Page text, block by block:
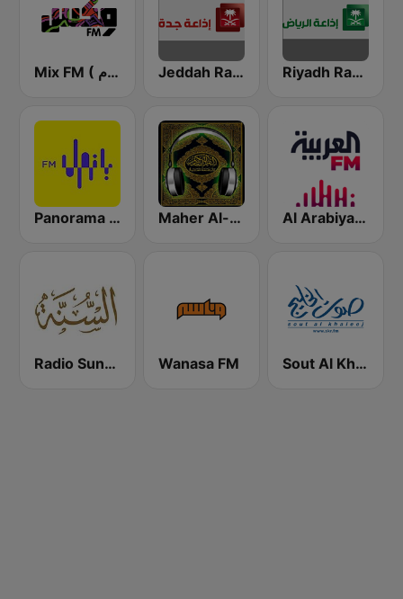
Mix FM ( مكس إف إم ) Jeddah Radio اذاعة جدة Riyadh Radio اذاعة الرياض
Panorama FM Maher Al-Muaiqly (ماهر المعيقلي) Al Arabiya (العربية FM)
Radio Sunna إذاعة السنة Wanasa FM Sout Al Khaleej FM صوت الخليج